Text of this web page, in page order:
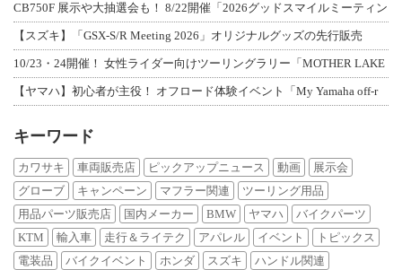
CB750F 展示や大抽選会も！ 8/22開催「2026グッドスマイルミーティン
【スズキ】「GSX-S/R Meeting 2026」オリジナルグッズの先行販売
10/23・24開催！ 女性ライダー向けツーリングラリー「MOTHER LAKE
【ヤマハ】初心者が主役！ オフロード体験イベント「My Yamaha off-r
キーワード
カワサキ 車両販売店 ピックアップニュース 動画
展示会
グローブ
キャンペーン マフラー関連
ツーリング用品
用品パーツ販売店
国内メーカー BMW ヤマハ
バイクパーツ
KTM
輸入車 走行＆ライテク アパレル イベント
トピックス
電装品
バイクイベント ホンダ スズキ
ハンドル関連